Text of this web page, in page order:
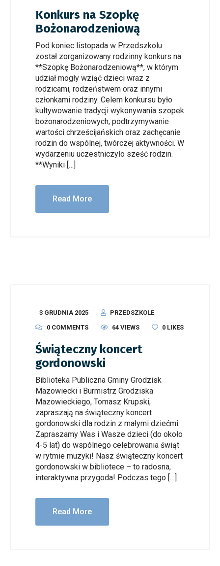
Konkurs na Szopkę
Bożonarodzeniową
Pod koniec listopada w Przedszkolu
został zorganizowany rodzinny konkurs na
**Szopkę Bożonarodzeniową**, w którym
udział mogły wziąć dzieci wraz z
rodzicami, rodzeństwem oraz innymi
członkami rodziny. Celem konkursu było
kultywowanie tradycji wykonywania szopek
bożonarodzeniowych, podtrzymywanie
wartości chrześcijańskich oraz zachęcanie
rodzin do wspólnej, twórczej aktywności. W
wydarzeniu uczestniczyło sześć rodzin.
**Wyniki […]
Read More
3 GRUDNIA 2025
PRZEDSZKOLE
0 COMMENTS
64 VIEWS 0 LIKES
Świąteczny koncert
gordonowski
Biblioteka Publiczna Gminy Grodzisk
Mazowiecki i Burmistrz Grodziska
Mazowieckiego, Tomasz Krupski,
zapraszają na świąteczny koncert
gordonowski dla rodzin z małymi dziećmi.
Zapraszamy Was i Wasze dzieci (do około
4-5 lat) do wspólnego celebrowania świąt
w rytmie muzyki! Nasz świąteczny koncert
gordonowski w bibliotece – to radosna,
interaktywna przygoda! Podczas tego […]
Read More